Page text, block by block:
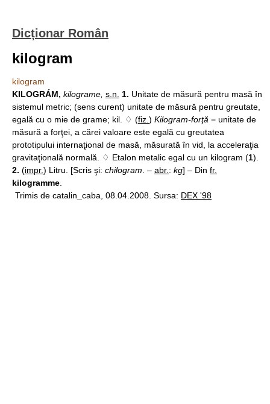
Dicționar Român
kilogram
kilogram
KILOGRÁM, kilograme, s.n. 1. Unitate de măsură pentru masă în
sistemul metric; (sens curent) unitate de măsură pentru greutate,
egală cu o mie de grame; kil. ♢ (fiz. ) Kilogram-forţă = unitate de
măsură a forţei, a cărei valoare este egală cu greutatea
prototipului internaţional de masă, măsurată în vid, la acceleraţia
gravitaţională normală. ♢ Etalon metalic egal cu un kilogram (1).
2. (impr.) Litru. [Scris şi: chilogram . – abr. : kg] – Din fr.
kilogramme
Trimis de catalin_caba, 08.04.2008. Sursa: DEX '98